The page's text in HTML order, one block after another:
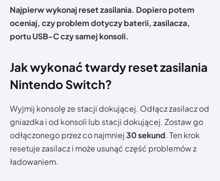
Najpierw wykonaj reset zasilania. Dopiero potem
oceniaj, czy problem dotyczy baterii, zasilacza,
portu USB-C czy samej konsoli.
Jak wykonać twardy reset zasilania
Nintendo Switch?
Wyjmij konsolę ze stacji dokującej. Odłącz zasilacz od
gniazdka i od konsoli lub stacji dokującej. Zostaw go
odłączonego przez co najmniej30 sekund. Ten krok
resetuje zasilacz i może usunąć część problemów z
ładowaniem.